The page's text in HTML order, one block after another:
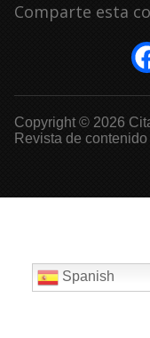
Comparte esta
Copyright © 2026
Revista de
Spanish